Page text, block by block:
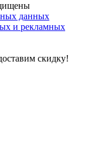
данных
и рекламных
скидку!